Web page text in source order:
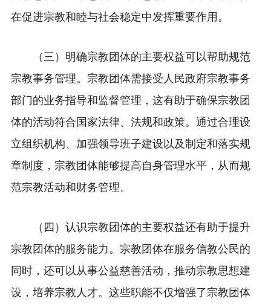
在促进宗教和睦与社会稳定中发挥重要作用。
（ 三 ） 明确宗教团体的主要权益可以帮助规范
宗教事务管理。宗教团体需接受人民政府宗教事务
部门的业务指导和监督管理，这有助于确保宗教团
体的活动符合国家法律、法规和政策。通过合理设
立组织机构、加强领导班子建设以及制定和落实规
章制度，宗教团体能够提高自身管理水平，从而规
范宗教活动和财务管理。
（ 四 ） 认识宗教团体的主要权益还有助于提升
宗教团体的服务能力。宗教团体在服务信教公民的
同时，还可以从事公益慈善活动，推动宗教思想建
设，培养宗教人才。这些职能不仅增强了宗教团体